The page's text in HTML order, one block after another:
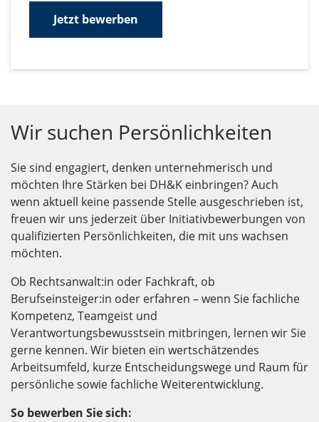
Jetzt bewerben
Wir suchen Persönlichkeiten
Sie sind engagiert, denken unternehmerisch und
möchten Ihre Stärken bei DH&K einbringen? Auch
wenn aktuell keine passende Stelle ausgeschrieben ist,
freuen wir uns jederzeit über Initiativbewerbungen von
qualifizierten Persönlichkeiten, die mit uns wachsen
möchten.
Ob Rechtsanwalt:in oder Fachkraft, ob
Berufseinsteiger:in oder erfahren – wenn Sie fachliche
Kompetenz, Teamgeist und
Verantwortungsbewusstsein mitbringen, lernen wir Sie
gerne kennen. Wir bieten ein wertschätzendes
Arbeitsumfeld, kurze Entscheidungswege und Raum für
persönliche sowie fachliche Weiterentwicklung.
So bewerben Sie sich: